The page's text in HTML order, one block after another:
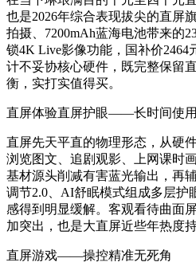
也是2026年综合表现拔尖的直屏
拍摄、7200mAh蓝海电池带来的
锁4K Live影像功能，国补价
计不妥协核心硬件，既完整保留
衡，实打实值得买。
直屏体验直屏护眼——长时间使
直屏先天平直的物理形态，从硬
浏览图文、追剧观影、上网课时
基材源头削减有害蓝光输出，再
调节2.0、AI舒眠模式组成多层护
感得到明显缓解。客观看待曲面
加突出，也是大直屏近些年热度
直屏游戏——操控精准无死角